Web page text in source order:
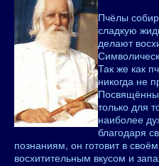
Пчёлы
сладкую
делают
Так же как
никогда не
только для
наиболее
благодаря
познаниям, он готовит в
восхитительным вкусом и